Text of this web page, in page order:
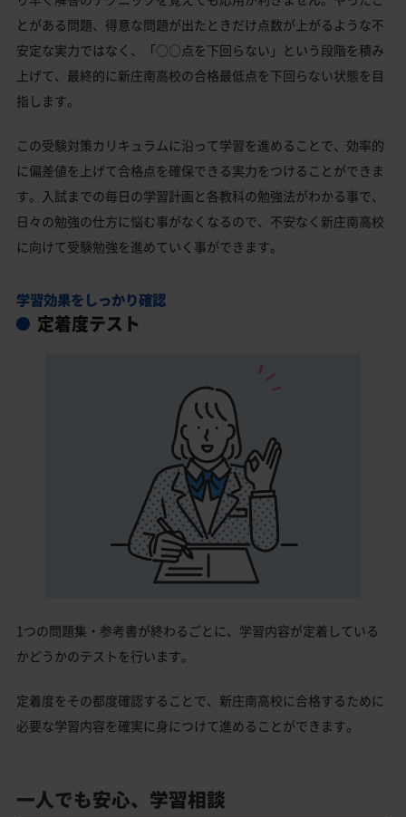
とがある問題、得意な問題が出たときだけ点数が上がるような不
安定な実力ではなく、「○○点を下回らない」という段階を積み
上げて、最終的に新庄南高校の合格最低点を下回らない状態を目
指します。
この受験対策カリキュラムに沿って学習を進めることで、効率的
に偏差値を上げて合格点を確保できる実力をつけることができま
す。入試までの毎日の学習計画と各教科の勉強法がわかる事で、
日々の勉強の仕方に悩む事がなくなるので、不安なく新庄南高校
に向けて受験勉強を進めていく事ができます。
学習効果をしっかり確認
定着度テスト
1つの問題集・参考書が終わるごとに、学習内容が定着している
かどうかのテストを行います。
定着度をその都度確認することで、新庄南高校に合格するために
必要な学習内容を確実に身につけて進めることができます。
一人でも安心、学習相談